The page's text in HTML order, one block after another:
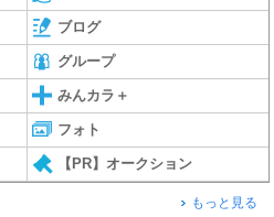
ブログ
グループ
みんカラ＋
フォト
【PR】オークション
もっと見る